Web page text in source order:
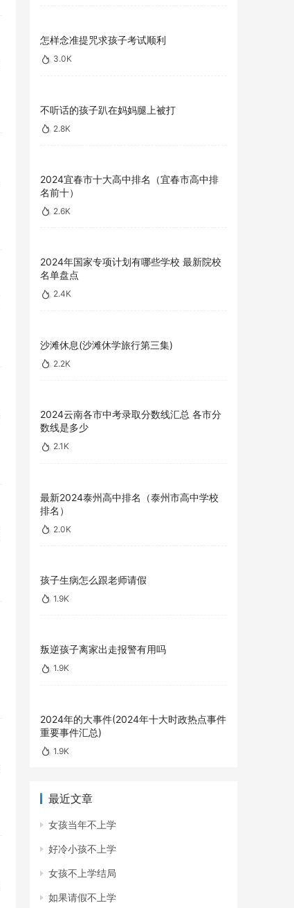
怎样念准提咒求孩子考试顺利
3.0K
不听话的孩子趴在妈妈腿上被打
2.8K
2024宜春市十大高中排名（宜春市高中排
名前十）
2.6K
2024年国家专项计划有哪些学校 最新院校
名单盘点
2.4K
沙滩休息(沙滩休学旅行第三集)
2.2K
2024云南各市中考录取分数线汇总 各市分
数线是多少
2.1K
最新2024泰州高中排名（泰州市高中学校
排名）
2.0K
孩子生病怎么跟老师请假
1.9K
叛逆孩子离家出走报警有用吗
1.9K
2024年的大事件(2024年十大时政热点事件
重要事件汇总)
1.9K
最近文章
女孩当年不上学
好冷小孩不上学
女孩不上学结局
如果请假不上学